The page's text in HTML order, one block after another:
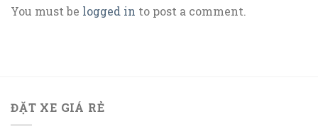
You must be logged in to post a comment.
ĐẶT XE GIÁ RẺ